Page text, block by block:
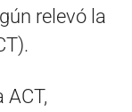
relevó la
ACT,